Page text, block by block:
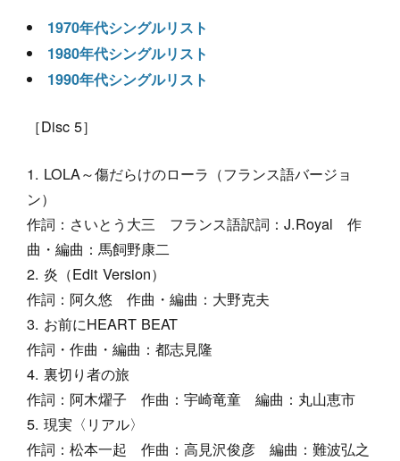
1970年代シングルリスト
1980年代シングルリスト
1990年代シングルリスト
［Disc 5］
LOLA～傷だらけのローラ（フランス語バージョ
ン）
作詞：さいとう大三 フランス語訳詞：J.Royal 作
曲・編曲：馬飼野康二
炎（Edit Version）
作詞：阿久悠 作曲・編曲：大野克夫
お前にHEART BEAT
作詞・作曲・編曲：都志見隆
裏切り者の旅
作詞：阿木燿子 作曲：宇崎竜童 編曲：丸山恵市
現実〈リアル〉
作詞：松本一起 作曲：高見沢俊彦 編曲：難波弘之